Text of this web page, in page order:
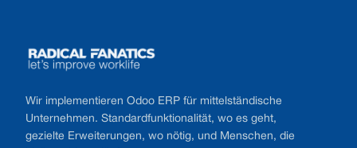
Wir implementieren Odoo ERP für mittelständische
Unternehmen. Standardfunktionalität, wo es geht,
gezielte Erweiterungen, wo nötig, und Menschen, die